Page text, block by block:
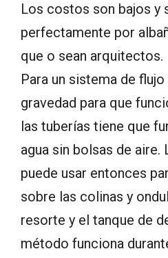
Los costos son bajos y
perfectamente por
que o sean arquitectos.
Para un sistema de
gravedad para que
las tuberías tiene que
agua sin bolsas de aire.
puede usar entonces
sobre las colinas y
resorte y el tanque de
método funciona